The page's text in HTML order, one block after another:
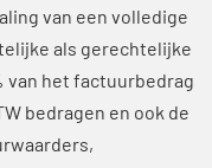
van een volledige
als gerechtelijke
van het factuurbedrag
bedragen en ook de